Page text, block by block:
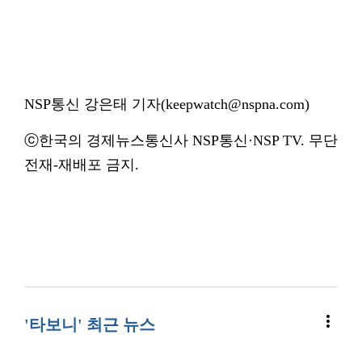
NSP통신 강은태 기자(keepwatch@nspna.com)
ⓒ한국의 경제뉴스통신사 NSP통신·NSP TV. 무단
전재-재배포 금지.
'타보니' 최근 뉴스 more_vert